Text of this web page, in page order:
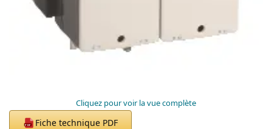
Cliquez pour voir la vue complète
PDF Fiche technique PDF